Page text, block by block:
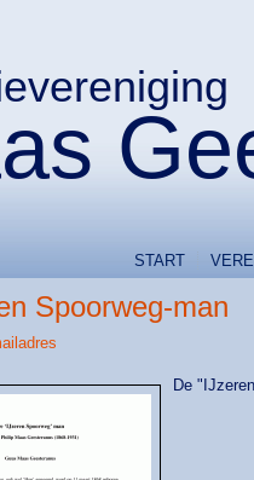
START
Spoorweg-man
De